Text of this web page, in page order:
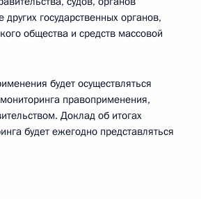
государственных органов,
общества и средств массовой
будет осуществляться
правоприменения,
Доклад об итогах
будет ежегодно представляться